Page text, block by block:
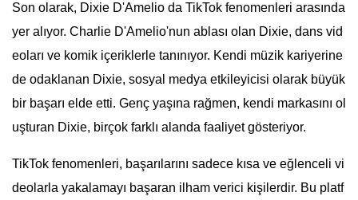
Son olarak, Dixie D'Amelio da TikTok fenomenleri arasında
yer alıyor. Charlie D'Amelio'nun ablası olan Dixie, dans vid
eoları ve komik içeriklerle tanınıyor. Kendi müzik kariyerine
de odaklanan Dixie, sosyal medya etkileyicisi olarak büyük
bir başarı elde etti. Genç yaşına rağmen, kendi markasını ol
uşturan Dixie, birçok farklı alanda faaliyet gösteriyor.
TikTok fenomenleri, başarılarını sadece kısa ve eğlenceli vi
deolarla yakalamayı başaran ilham verici kişilerdir. Bu platf